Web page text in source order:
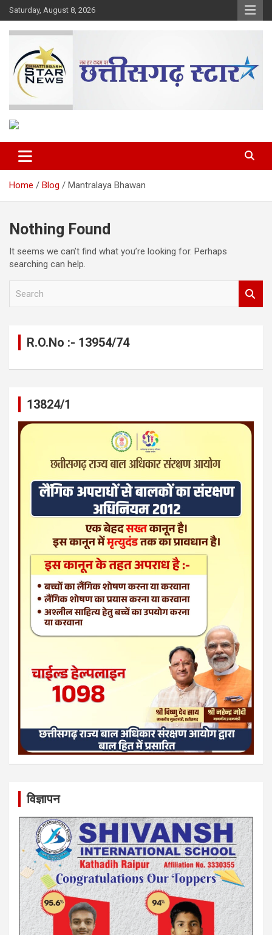
Skip
to
content
Saturday, August 8, 2026
Chhattisgarh Star
Home Blog Mantralaya Bhawan
Nothing Found
It seems we can’t find what you’re looking for. Perhaps
searching can help.
R.O.No :- 13954/74
13824/1
विज्ञापन